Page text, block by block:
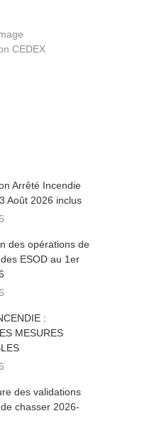
CEDEX
Arrêté Incendie
Août 2026 inclus
des opérations de
ESOD au 1er
:
MESURES
des validations
chasser 2026-